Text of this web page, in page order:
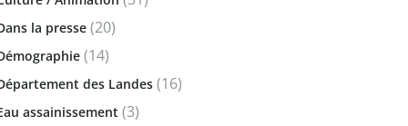
la presse (20)
(14)
des Landes (16)
assainissement (3)